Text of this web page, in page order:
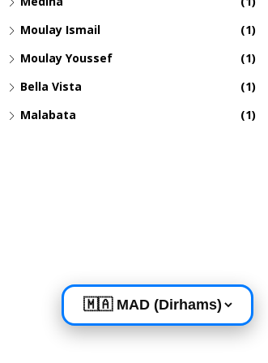
Moulay Ismail
(1)
Moulay Youssef
(1)
Bella Vista
(1)
Malabata
(1)